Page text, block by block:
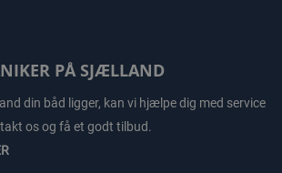
PÅ SJÆLLAND
din båd ligger, kan vi hjælpe dig med service
os og få et godt tilbud.